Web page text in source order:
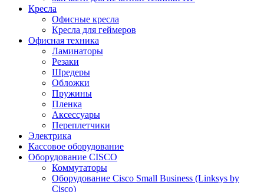
Кресла
Офисные кресла
Кресла для геймеров
Офисная техника
Ламинаторы
Резаки
Шредеры
Обложки
Пружины
Пленка
Аксессуары
Переплетчики
Электрика
Кассовое оборудование
Оборудование CISCO
Коммутаторы
Оборудование Cisco Small Business (Linksys by
Cisco)